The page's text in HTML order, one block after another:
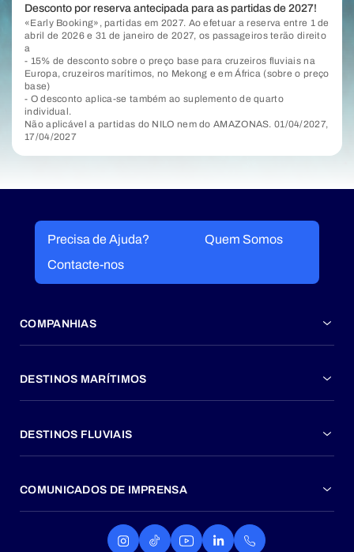
Desconto por reserva antecipada para as partidas de 2027!
«Early Booking», partidas em 2027. Ao efetuar a reserva entre 1 de
abril de 2026 e 31 de janeiro de 2027, os passageiros terão direito
a
- 15% de desconto sobre o preço base para cruzeiros fluviais na
Europa, cruzeiros marítimos, no Mekong e em África (sobre o preço
base)
- O desconto aplica-se também ao suplemento de quarto
individual.
Não aplicável a partidas do NILO nem do AMAZONAS. 01/04/2027,
17/04/2027
Precisa de Ajuda?
Quem Somos
Contacte-nos
COMPANHIAS
DESTINOS MARÍTIMOS
DESTINOS FLUVIAIS
COMUNICADOS DE IMPRENSA